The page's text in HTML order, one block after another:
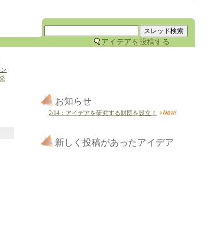
アイデアを投稿する
お知らせ
2/14：アイデアを研究する財団を設立！
新しく投稿があったアイデア